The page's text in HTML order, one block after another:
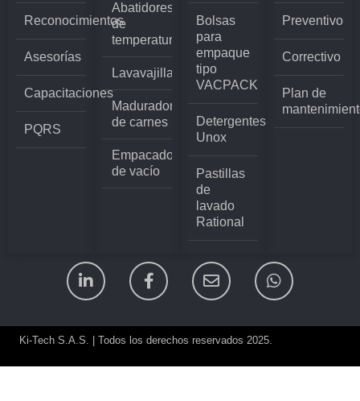
Reconocimientos
Asesorías
Capacitaciones
PQRS
Abatidores
de
temperatura
Lavavajillas
Madurador
de carnes
Empacadoras
de vacío
Bolsas
para
empaque
tipo
VACPACK
Detergentes
Unox
Pastillas
de
lavado
Rational
Preventivo
Correctivo
Plan de
Ki-Tech S.A.S. | Todos los derechos reservados 2025.